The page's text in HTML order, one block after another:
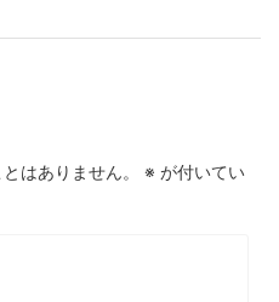
はありません。 ※ が付いてい